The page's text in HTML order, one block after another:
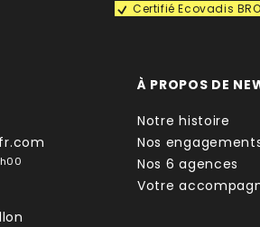
Certifié Ecovadis
À PROPOS DE
Notre histoire
Nos engagements
Nos 6 agences
Votre